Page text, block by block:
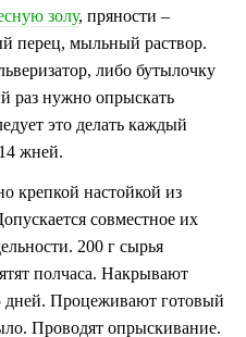
золу, пряности –
перец, мыльный раствор.
либо бутылочку
раз нужно опрыскать
это делать каждый
жней.
крепкой настойкой из
совместное их
200 г сырья
полчаса. Накрывают
дней. Процеживают готовый
Проводят опрыскивание.